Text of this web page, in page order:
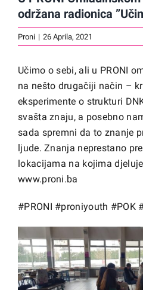
održana radionica
Proni | 26 Aprila, 2021
Učimo o sebi, ali u PRONI
na nešto drugačiji način –
eksperimente o strukturi
svašta znaju, a posebno
sada spremni da to znanje
ljude. Znanja neprestano
lokacijama na kojima
www.proni.ba
#PRONI #proniyouth #POK